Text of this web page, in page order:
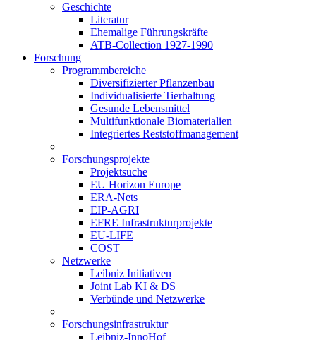
Geschichte
Literatur
Ehemalige Führungskräfte
ATB-Collection 1927-1990
Forschung
Programmbereiche
Diversifizierter Pflanzenbau
Individualisierte Tierhaltung
Gesunde Lebensmittel
Multifunktionale Biomaterialien
Integriertes Reststoffmanagement
Forschungsprojekte
Projektsuche
EU Horizon Europe
ERA-Nets
EIP-AGRI
EFRE Infrastrukturprojekte
EU-LIFE
COST
Netzwerke
Leibniz Initiativen
Joint Lab KI & DS
Verbünde und Netzwerke
Forschungsinfrastruktur
Leibniz-InnoHof